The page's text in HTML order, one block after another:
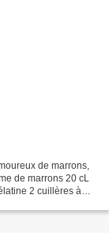
de marrons,
de marrons 20 cL
2 cuillères à